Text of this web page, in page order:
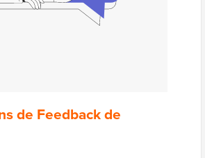
de Feedback de